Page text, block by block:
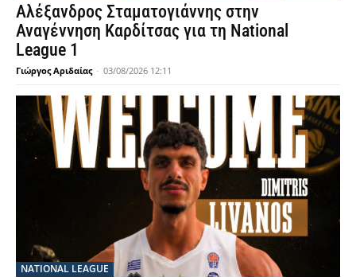
Αλέξανδρος Σταματογιάννης στην
Αναγέννηση Καρδίτσας για τη National
League 1
Γιώργος Αριδαίας - 03/08/2026 12:11
NATIONAL LEAGUE